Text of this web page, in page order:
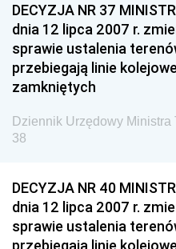
Dziennik Urzędowy
Dziennik Urzędowy
Dziennik Urzędowy
Dziennik Urzędowy
Europejskiej
Dziennik Urzędowy
DECYZJA NR 37
dnia 12 lipca 2007 r.
sprawie ustalenia
przebiegają linie
zamkniętych
Dziennik Urzędowy Ministra
38
DECYZJA NR 40
dnia 12 lipca 2007 r.
sprawie ustalenia